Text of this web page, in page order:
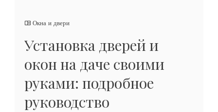
Окна и двери
Установка дверей и
окон на даче своими
руками: подробное
руководство